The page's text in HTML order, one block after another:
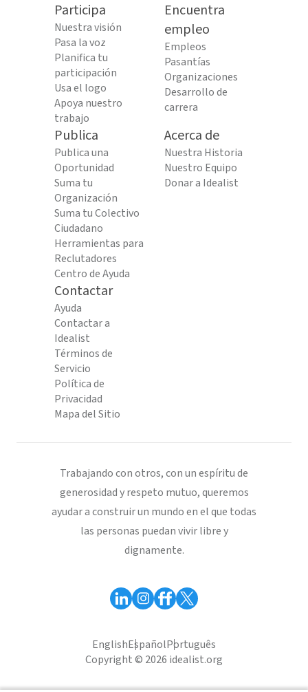
Participa
Nuestra visión
Pasa la voz
Planifica tu
participación
Usa el logo
Apoya nuestro
trabajo
Encuentra
empleo
Empleos
Pasantías
Organizaciones
Desarrollo de
carrera
Publica
Publica una
Oportunidad
Suma tu
Organización
Suma tu Colectivo
Ciudadano
Herramientas para
Reclutadores
Centro de Ayuda
Acerca de
Nuestra Historia
Nuestro Equipo
Donar a Idealist
Contactar
Ayuda
Contactar a
Idealist
Términos de
Servicio
Política de
Privacidad
Mapa del Sitio
Trabajando con otros, con un espíritu de
generosidad y respeto mutuo, queremos
ayudar a construir un mundo en el que todas
las personas puedan vivir libre y
dignamente.
EnglishEspañolPortuguês
Copyright © 2026 idealist.org